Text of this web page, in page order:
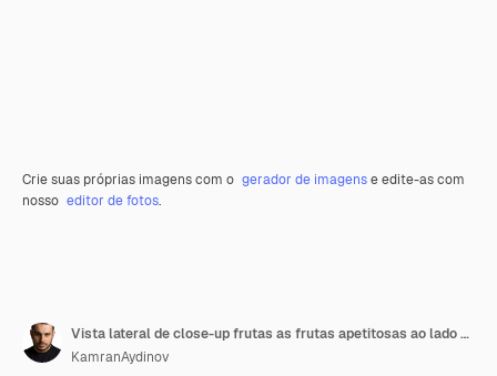
Crie suas próprias imagens com o gerador de imagense edite-as com
nosso editor de fotos.
Vista lateral de close-up frutas as frutas apetitosas ao lado da tigela na mesa amarela
KamranAydinov